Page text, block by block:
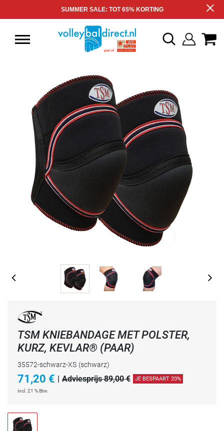
SUMMER SALE: TOT 65% KORTING
TSM KNIEBANDAGE MET POLSTER,
KURZ, KEVLAR® (PAAR)
35572-schwarz-XS (schwarz)
71,20 € | Adviesprijs 89,00 € JE BESPAART 20%
incl. 21 % Btw.